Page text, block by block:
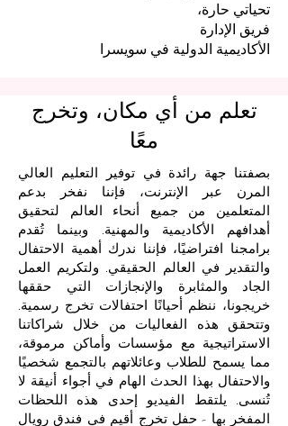
تحياتي حارة،
فريق الإدارة
الأكاديمية الدولية في سويسرا
تعلم من أي مكان، وتخرج
معًا
بصفتنا جهة رائدة في توفير التعليم العالي
المرن عبر الإنترنت، فإننا نفخر بدعم
المتعلمين من جميع أنحاء العالم لتحقيق
أهدافهم الأكاديمية والمهنية. وبينما تُقدم
برامجنا افتراضيًا، فإننا ندرك أهمية الاحتفال
والتقدير في العالم الحقيقي. ولتكريم العمل
الجاد والمثابرة والإنجازات التي حققها
خريجونا، ننظم أحيانًا احتفالات تخرج رسمية.
وتتحقق هذه الفعاليات من خلال شراكاتنا
الاستراتيجية مع مؤسسات وأماكن مرموقة،
مما يسمح للطلاب وعائلاتهم بالتجمع شخصيًا
والاحتفال بهذا الحدث الهام في أجواء أنيقة لا
تُنسى. يلتقط الفيديو إحدى هذه اللحظات
المفخر بها - حفل تخرج أقيم في فندق رويال